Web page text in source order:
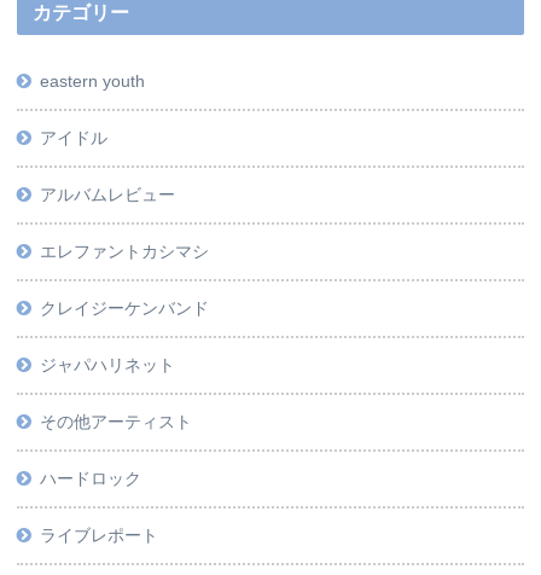
カテゴリー
eastern youth
アイドル
アルバムレビュー
エレファントカシマシ
クレイジーケンバンド
ジャパハリネット
その他アーティスト
ハードロック
ライブレポート